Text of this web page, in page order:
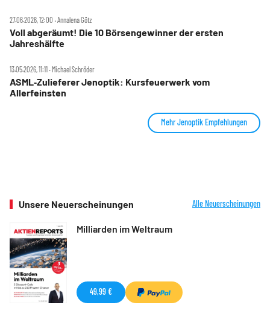
27.06.2026, 12:00 ‧ Annalena Götz
Voll abgeräumt! Die 10 Börsengewinner der ersten
Jahreshälfte
13.05.2026, 11:11 ‧ Michael Schröder
ASML‑Zulieferer Jenoptik: Kursfeuerwerk vom
Allerfeinsten
Mehr Jenoptik Empfehlungen
Unsere Neuerscheinungen Alle Neuerscheinungen
Milliarden im Weltraum
49,99 €